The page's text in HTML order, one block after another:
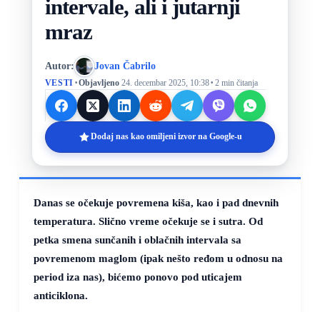
intervale, ali i jutarnji
mraz
Autor: Jovan Čabrilo
VESTI ·Objavljeno 24. decembar 2025, 10:38· 2 min čitanja
Dodaj nas kao omiljeni izvor na Google-u
Danas se očekuje povremena kiša, kao i pad dnevnih
temperatura. Slično vreme očekuje se i sutra. Od
petka smena sunčanih i oblačnih intervala sa
povremenom maglom (ipak nešto ređom u odnosu na
period iza nas), bićemo ponovo pod uticajem
anticiklona.